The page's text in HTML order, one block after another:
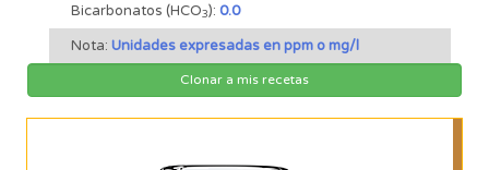
Bicarbonatos (HCO3): 0.0
Nota: Unidades expresadas en ppm o mg/l
Clonar a mis recetas